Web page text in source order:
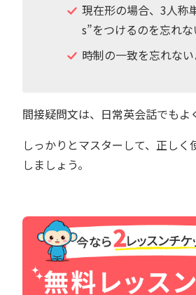
現在形の場合、3人称
s”をつけるのを忘れ
時制の一致を忘れな
間接疑問文は、日常英会話でもよ
しっかりとマスターして、正しく
しましょう。